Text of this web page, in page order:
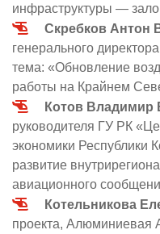
инфраструктуры —
Скребков Антон
генерального
тема: «Обновление
работы на Крайнем
Котов Владимир
руководителя ГУ РК
экономики Республики
развитие
авиационного
Котельникова
проекта, Алюминиевая